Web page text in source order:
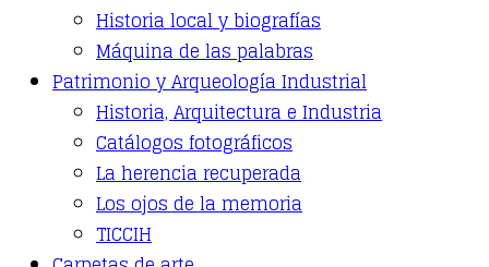
Historia local y biografías
Máquina de las palabras
Patrimonio y Arqueología Industrial
Historia, Arquitectura e Industria
Catálogos fotográficos
La herencia recuperada
Los ojos de la memoria
TICCIH